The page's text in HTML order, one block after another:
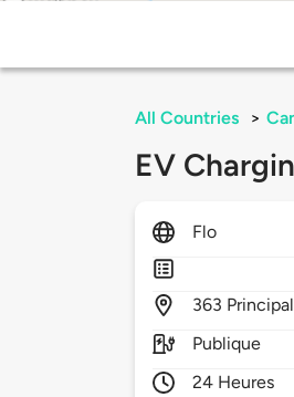
All Countries >
EV
Flo
363
Publique
24 Heures